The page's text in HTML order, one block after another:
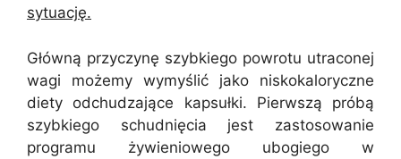
sytuację.
Główną przyczynę szybkiego powrotu utraconej
wagi możemy wymyślić jako niskokaloryczne
diety odchudzające kapsułki. Pierwszą próbą
szybkiego schudnięcia jest zastosowanie
programu żywieniowego ubogiego w